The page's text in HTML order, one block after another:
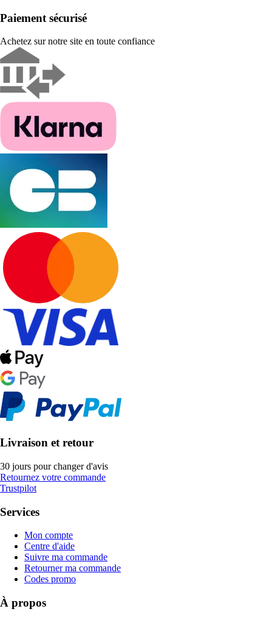
Paiement sécurisé
Achetez sur notre site en toute confiance
Livraison et retour
30 jours pour changer d'avis
Retournez votre commande
Trustpilot
Services
Mon compte
Centre d'aide
Suivre ma commande
Retourner ma commande
Codes promo
À propos